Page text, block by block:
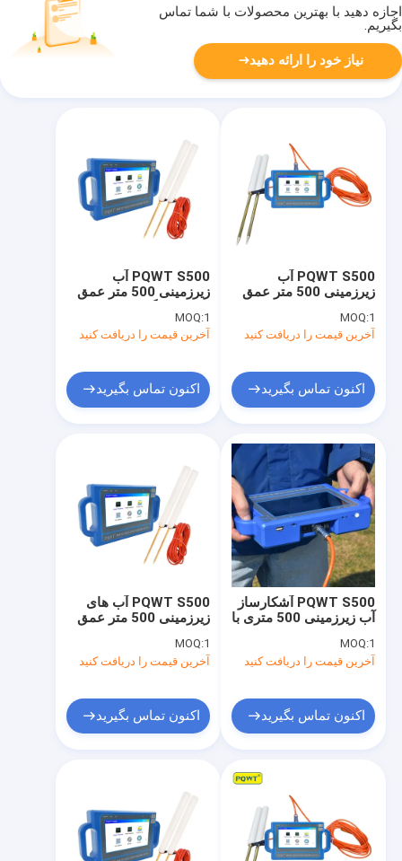
درباره ما
اجازه دهید با بهترین محصولات با شما تماس
بگیریم.
نیاز خود را ارائه دهید
PQWT S500 آب
زیرزمینی 500 متر عمق
MOQ:1
آخرین قیمت را دریافت کنید
اکنون تماس بگیرید
PQWT S500 آب
زیرزمینی 500 متر عمق
MOQ:1
آخرین قیمت را دریافت کنید
اکنون تماس بگیرید
PQWT S500 آب های
زیرزمینی 500 متر عمق
MOQ:1
آخرین قیمت را دریافت کنید
اکنون تماس بگیرید
PQWT S500 آشکارساز
آب زیرزمینی 500 متری با
اینچی HD
MOQ:1
آخرین قیمت را دریافت کنید
اکنون تماس بگیرید